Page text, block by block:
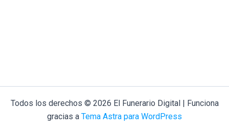
Todos los derechos © 2026 El Funerario Digital | Funciona
gracias a Tema Astra para WordPress